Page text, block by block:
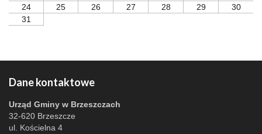
24
25 26 27 28 29
30
31
Dane kontaktowe
Urząd Gminy w Brzeszczach
32-620 Brzeszcze
ul. Kościelna 4